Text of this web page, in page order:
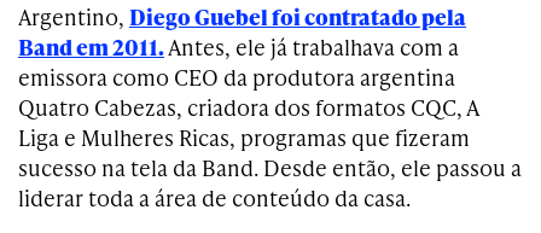
Argentino, Diego Guebel foi contratado pela
Band em 2011.Antes, ele já trabalhava com a
emissora como CEO da produtora argentina
Quatro Cabezas, criadora dos formatos CQC, A
Liga e Mulheres Ricas, programas que fizeram
sucesso na tela da Band. Desde então, ele passou a
liderar toda a área de conteúdo da casa.